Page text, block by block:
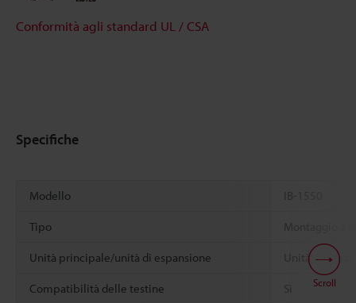
Conformità agli standard UL / CSA
Specifiche
Modello IB-1550
Tipo Montaggio a
Unità principale/unità di espansione Unità di
Compatibilità delle testine Sì Scroll